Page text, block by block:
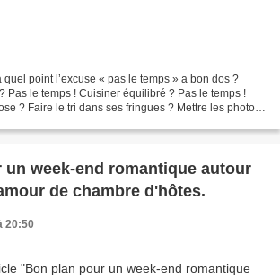
point l’excuse « pas le temps » a bon dos ?
Pas le temps ! Cuisiner équilibré ? Pas le temps !
? Faire le tri dans ses fringues ? Mettre les photos
un week-end romantique autour
de chambre d'hôtes.
20:50